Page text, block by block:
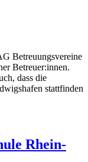
Betreuungsvereine
Betreuer:innen.
dass die
stattfinden
Rhein-